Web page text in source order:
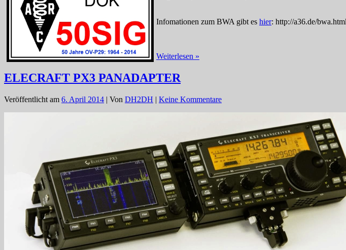
Infomationen zum BWA gibt es hier: http://a36.de/bwa.html
Weiterlesen »
beim
ELECRAFT PX3 PANADAPTER
Veröffentlicht am 6. April 2014 | Von DH2DH | Keine Kommentare